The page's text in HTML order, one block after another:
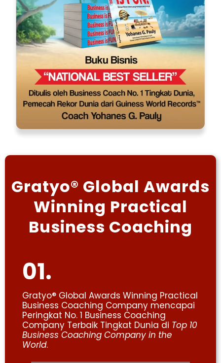
Gratyo® Global Awards
Winning Practical
Business Coaching
01.
Gratyo® Global Awards Winning Practical
Business Coaching Company mencapai
Peringkat No. 1 Business Coaching
Company Terbaik Tingkat Dunia di Top 10
Business Coaching Company in the
World.